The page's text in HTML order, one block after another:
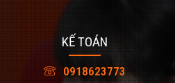
KẾ TOÁN
0918623773